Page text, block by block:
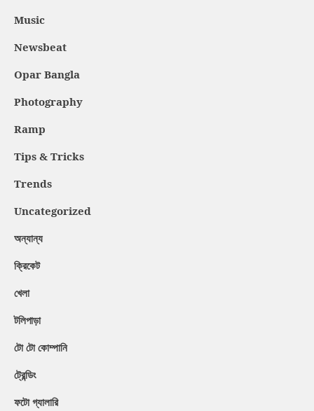
Music
Newsbeat
Opar Bangla
Photography
Ramp
Tips & Tricks
Trends
Uncategorized
অন্যান্য
ক্রিকেট
খেলা
টলিপাড়া
টো টো কোম্পানি
ট্রেন্ডিং
ফটো গ্যালারি